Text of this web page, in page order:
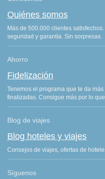
Quiénes somos
Más de 500.000 clientes
seguridad y garantía. Sin sorpresas.
Ahorro
Fidelización
Tenemos el programa que te da
finalizadas. Consigue más por lo
Blog de viajes
Blog hoteles y viajes
Consejos de viajes, ofertas de
Síguenos